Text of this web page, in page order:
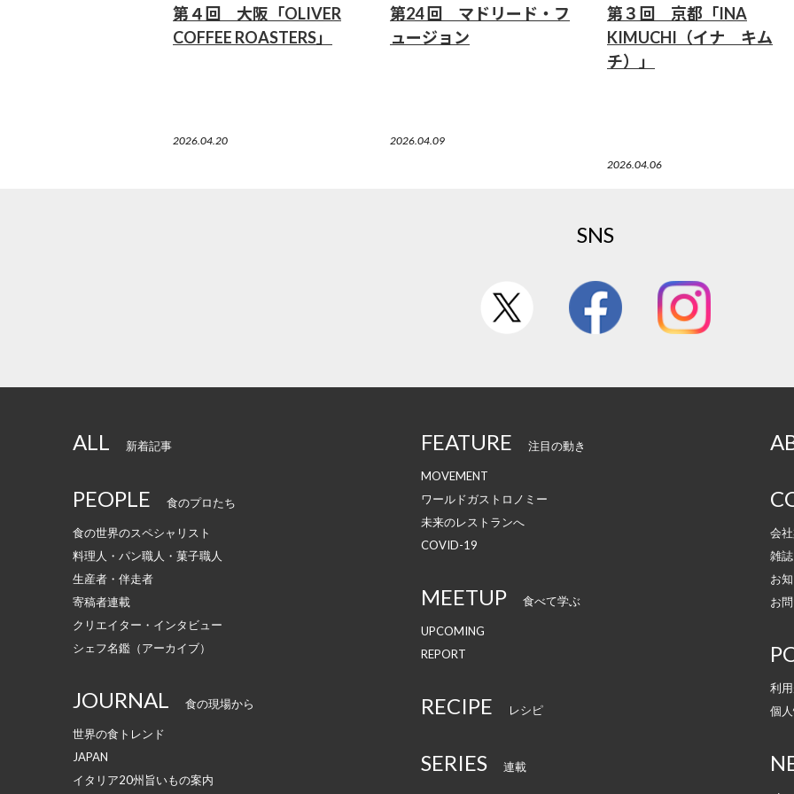
第４回 大阪「OLIVER
COFFEE ROASTERS」
2026.04.20
第24 回 マドリード・フ
ュージョン
2026.04.09
第３回 京都「INA
KIMUCHI（イナ キム
チ）」
2026.04.06
SNS
ALL 新着記事
PEOPLE 食のプロたち
食の世界のスペシャリスト
料理人・パン職人・菓子職人
生産者・伴走者
寄稿者連載
クリエイター・インタビュー
シェフ名鑑（アーカイブ）
JOURNAL 食の現場から
世界の食トレンド
JAPAN
イタリア20州旨いもの案内
FEATURE 注目の動き
MOVEMENT
ワールドガストロノミー
未来のレストランへ
COVID-19
MEETUP 食べて学ぶ
UPCOMING
REPORT
RECIPE レシピ
SERIES 連載
会
雑誌
お
お
利
個